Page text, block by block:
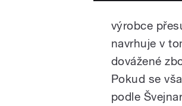
výrobce
navrhuje v
dovážené
Pokud se
podle